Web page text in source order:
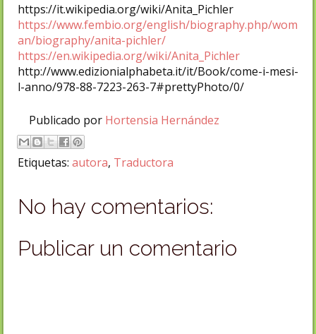
https://it.wikipedia.org/wiki/Anita_Pichler
https://www.fembio.org/english/biography.php/wom
an/biography/anita-pichler/
https://en.wikipedia.org/wiki/Anita_Pichler
http://www.edizionialphabeta.it/it/Book/come-i-mesi-
l-anno/978-88-7223-263-7#prettyPhoto/0/
Publicado por Hortensia Hernández
Etiquetas: autora, Traductora
No hay comentarios:
Publicar un comentario